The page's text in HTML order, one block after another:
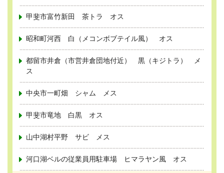
甲斐市富竹新田 茶トラ オス
昭和町河西 白（メコンボブテイル風） オス
都留市井倉（市営井倉団地付近） 黒（キジトラ） メ
ス
中央市一町畑 シャム メス
甲斐市竜地 白黒 オス
山中湖村平野 サビ メス
河口湖ベルの従業員用駐車場 ヒマラヤン風 オス